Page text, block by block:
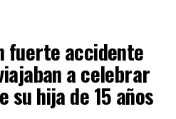
fuerte accidente
a celebrar
su hija de 15 años